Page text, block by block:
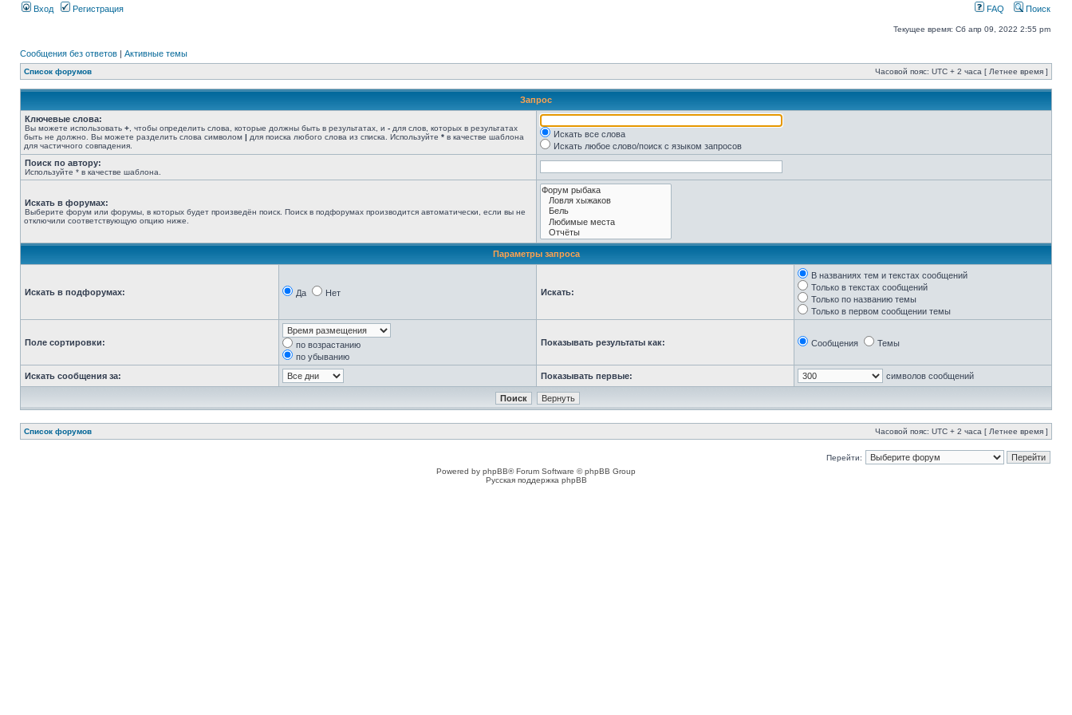
Вход Регистрация FAQ Поиск
Текущее время: Сб апр 09, 2022 2:55 pm
Сообщения без ответов | Активные темы
Список форумов Часовой пояс: UTC + 2 часа [ Летнее время ]
Запрос
Ключевые слова:
Вы можете использовать + , чтобы определить слова, которые должны быть в результатах, и - для слов, которых в результатах
быть не должно. Вы можете разделить слова символом | для поиска любого слова из списка. Используйте * в качестве шаблона
для частичного совпадения.
Искать все слова
Искать любое слово/поиск с языком запросов
Поиск по автору:
Используйте * в качестве шаблона.
Искать в форумах:
Выберите форум или форумы, в которых будет произведён поиск. Поиск в подфорумах производится автоматически, если вы не
отключили соответствующую опцию ниже.
Параметры запроса
Искать в подфорумах: Да Нет Искать:
В названиях тем и текстах сообщений
Только в текстах сообщений
Только по названию темы
Только в первом сообщении темы
Поле сортировки:
по возрастанию
по убыванию
Показывать результаты как: Сообщения Темы
Искать сообщения за: Показывать первые: символов сообщений
Список форумов Часовой пояс: UTC + 2 часа [ Летнее время ]
Перейти:
Powered by phpBB® Forum Software © phpBB Group
Русская поддержка phpBB